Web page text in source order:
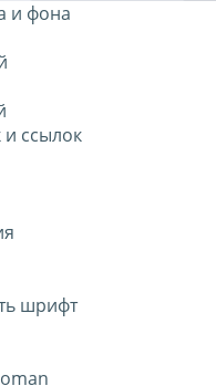
и фона
и ссылок
шрифт